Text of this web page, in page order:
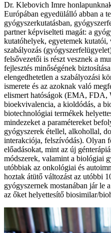
Dr. Klebovich Imre
Európában egyedülálló abban a
gyógyszerkutatásban,
partner képviselteti magát: a
kutatóhelyek, egyetemek
szabályozás
felsővezetői is részt vesznek a
fejlesztés minőségének
elengedhetetlen a szabályozási
ismerete és az azoknak való
elismert hatóságok (EMA, FDA,
bioekvivalencia, a kioldódás, a
biotechnológiai termékek
mindezeket a paramétereket
gyógyszerek étellel, alkohollal,
interakciója, felszívódás). Olyan
előadásokat, mint az új
módszerek, valamint a biológiai
utóbbiak az onkológiai és
hoztak átütő változást az utóbbi
gyógyszernek mostanában jár le
az őket helyettesítő biosimilar/